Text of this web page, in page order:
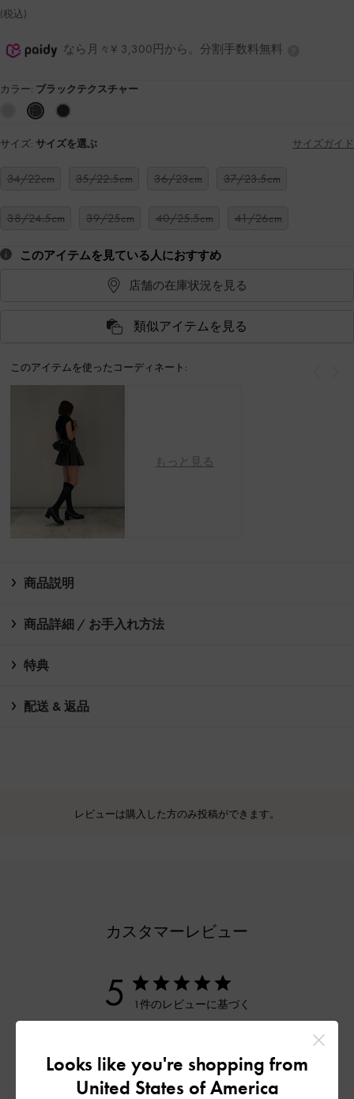
(税込)
なら月々¥ 3,300円から。分割手数料無料
カラー: ブラックテクスチャー
サイズ: サイズを選ぶ サイズガイド
34/22cm 35/22.5cm 36/23cm 37/23.5cm
38/24.5cm 39/25cm 40/25.5cm 41/26cm
このアイテムを見ている人におすすめ
店舗の在庫状況を見る
類似アイテムを見る
このアイテムを使ったコーディネート:
もっと見る
商品説明
商品詳細 / お手入れ方法
特典
配送 & 返品
レビューは購入した方のみ投稿ができます。
カスタマーレビュー
5 1件のレビューに基づく
4
0
3
Looks like you're shopping from
United States of America